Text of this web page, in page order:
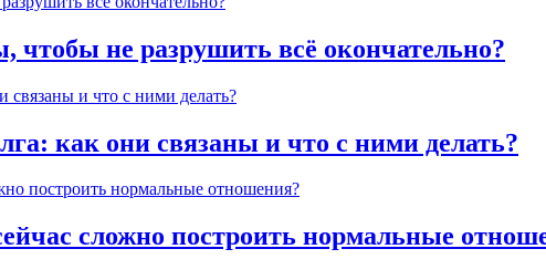
чтобы не разрушить всё окончательно?
как они связаны и что с ними делать?
сложно построить нормальные